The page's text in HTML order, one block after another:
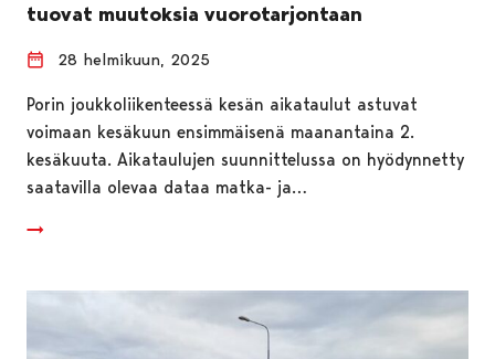
tuovat muutoksia vuorotarjontaan
28 helmikuun, 2025
Porin joukkoliikenteessä kesän aikataulut astuvat
voimaan kesäkuun ensimmäisenä maanantaina 2.
kesäkuuta. Aikataulujen suunnittelussa on hyödynnetty
saatavilla olevaa dataa matka- ja…